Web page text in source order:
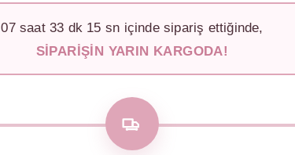
07saat33 dk 12 sn içinde sipariş ettiğinde,
SIPARIŞIN YARIN KARGODA!